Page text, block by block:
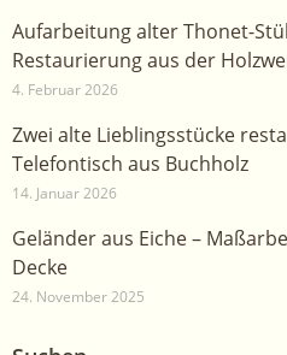
Aufarbeitung alter Thonet-
Restaurierung aus der
4. Februar 2026
Zwei alte Lieblingsstücke
Telefontisch aus Buchholz
14. Januar 2026
Geländer aus Eiche –
Decke
24. November 2025